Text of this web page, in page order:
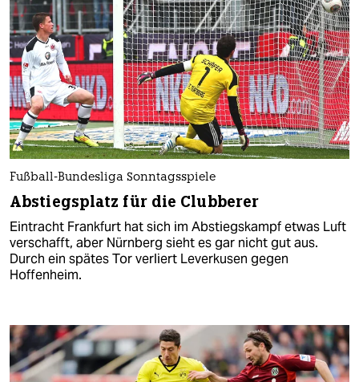
Fußball-Bundesliga Sonntagsspiele
Abstiegsplatz für die Clubberer
Eintracht Frankfurt hat sich im Abstiegskampf etwas Luft
verschafft, aber Nürnberg sieht es gar nicht gut aus.
Durch ein spätes Tor verliert Leverkusen gegen
Hoffenheim.